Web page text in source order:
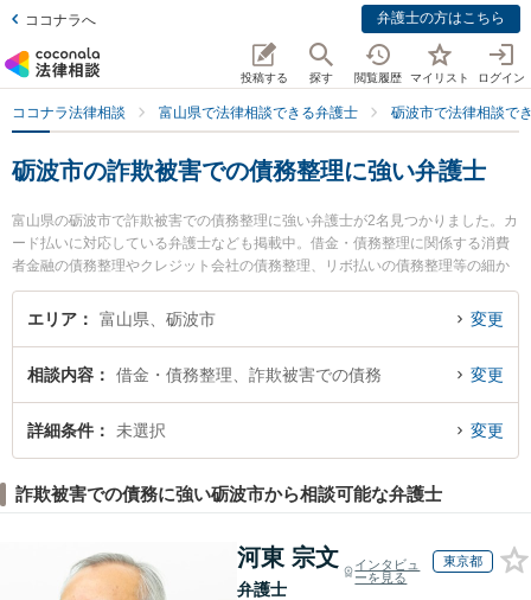
ココナラへ 弁護士の方はこちら
投稿する 探す 閲覧履歴 マイリスト ログイン
ココナラ法律相談 富山県で法律相談できる弁護士 砺波市で法律相談で
砺波市の詐欺被害での債務整理に強い弁護士
富山県の砺波市で詐欺被害での債務整理に強い弁護士が2名見つかりました。カ
ード払いに対応している弁護士なども掲載中。借金・債務整理に関係する消費
者金融の債務整理やクレジット会社の債務整理、リボ払いの債務整理等の細か
な分野での絞り込み検索もでき便利です。特に山岸陽平法律事務所の山岸 陽平
弁護士やとなみ野法律事務所の蓑 健太郎弁護士のプロフィール情報や弁護士費
整理のトラブル解決の実績豊富な近くの弁護士を検索したい』『初回相談無料
で詐欺被害での債務整理を法律相談できる砺波市内の弁護士に相談予約した
い』などでお困りの相談者さんにおすすめです。
エリア 富山県、砺波市 変更
相談内容 借金・債務整理、詐欺被害での債務 変更
詳細条件 未選択 変更
詐欺被害での債務に強い砺波市から相談可能な弁護士
河東 宗文
弁護士
インタビュ
ーを見る
東京都